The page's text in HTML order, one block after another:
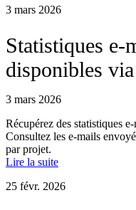
3 mars 2026
Statistiques e-
disponibles
3 mars 2026
Récupérez des statistiques
Consultez les e-mails
par projet.
Lire la suite
25 févr. 2026